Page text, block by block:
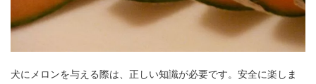
犬にメロンを与える際は、正しい知識が必要です。安全に楽しま